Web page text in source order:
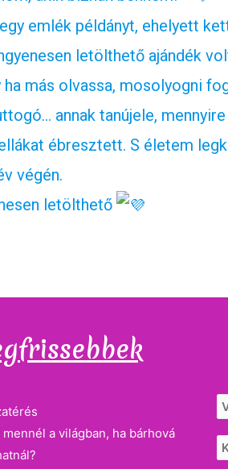
emlék példányt, ehelyett
letölthető ajándék
más olvassa, mosolyogni
annak tanújele,
ébresztett. S életem
végén.
letölthető
mennél a világban, ha bárhová